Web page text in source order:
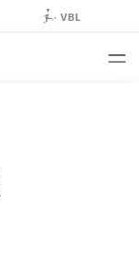
VBL